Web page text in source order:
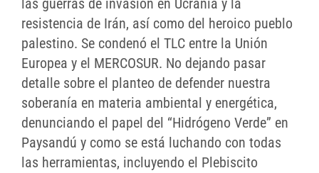
las guerras de invasión en Ucrania y la
resistencia de Irán, así como del heroico pueblo
palestino. Se condenó el TLC entre la Unión
Europea y el MERCOSUR. No dejando pasar
detalle sobre el planteo de defender nuestra
soberanía en materia ambiental y energética,
denunciando el papel del “Hidrógeno Verde” en
Paysandú y como se está luchando con todas
las herramientas, incluyendo el Plebiscito